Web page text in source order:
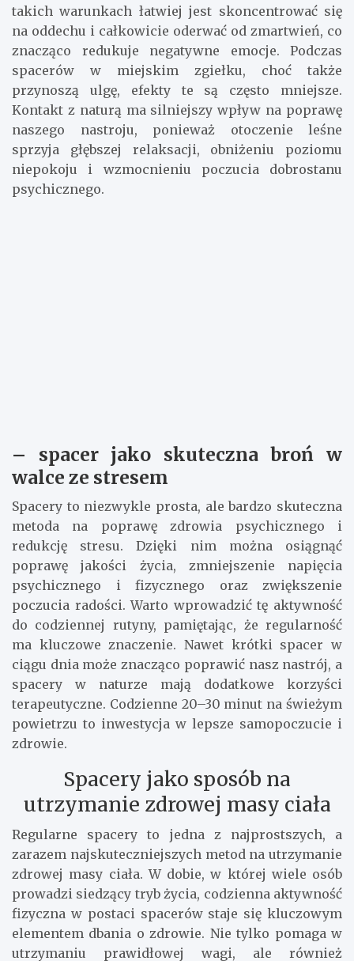
takich warunkach łatwiej jest skoncentrować się
na oddechu i całkowicie oderwać od zmartwień, co
znacząco redukuje negatywne emocje. Podczas
spacerów w miejskim zgiełku, choć także
przynoszą ulgę, efekty te są często mniejsze.
Kontakt z naturą ma silniejszy wpływ na poprawę
naszego nastroju, ponieważ otoczenie leśne
sprzyja głębszej relaksacji, obniżeniu poziomu
niepokoju i wzmocnieniu poczucia dobrostanu
psychicznego.
– spacer jako skuteczna broń w
walce ze stresem
Spacery to niezwykle prosta, ale bardzo skuteczna
metoda na poprawę zdrowia psychicznego i
redukcję stresu. Dzięki nim można osiągnąć
poprawę jakości życia, zmniejszenie napięcia
psychicznego i fizycznego oraz zwiększenie
poczucia radości. Warto wprowadzić tę aktywność
do codziennej rutyny, pamiętając, że regularność
ma kluczowe znaczenie. Nawet krótki spacer w
ciągu dnia może znacząco poprawić nasz nastrój, a
spacery w naturze mają dodatkowe korzyści
terapeutyczne. Codzienne 20–30 minut na świeżym
powietrzu to inwestycja w lepsze samopoczucie i
zdrowie.
Spacery jako sposób na
utrzymanie zdrowej masy ciała
Regularne spacery to jedna z najprostszych, a
zarazem najskuteczniejszych metod na utrzymanie
zdrowej masy ciała. W dobie, w której wiele osób
prowadzi siedzący tryb życia, codzienna aktywność
fizyczna w postaci spacerów staje się kluczowym
elementem dbania o zdrowie. Nie tylko pomaga w
utrzymaniu prawidłowej wagi, ale również